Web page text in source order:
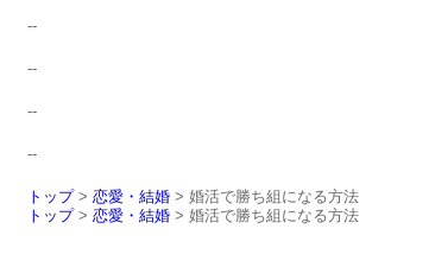
--
--
--
--
トップ> 恋愛・結婚 > 婚活で勝ち組になる方法
トップ> 恋愛・結婚 > 婚活で勝ち組になる方法